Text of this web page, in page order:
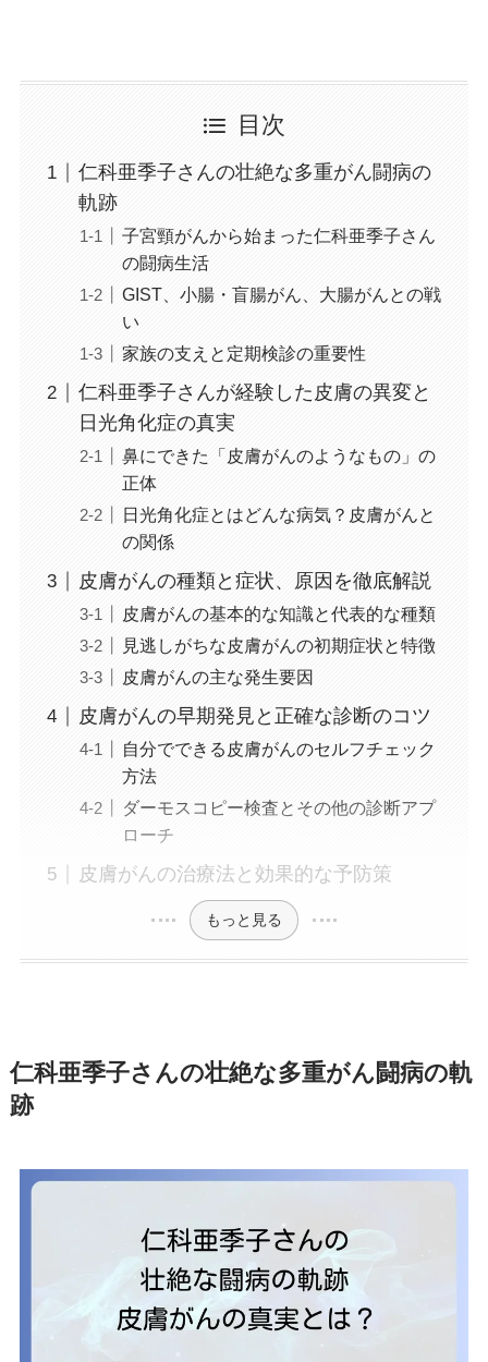
目次
仁科亜季子さんの壮絶な多重がん闘病の
軌跡
子宮頸がんから始まった仁科亜季子さん
の闘病生活
GIST、小腸・盲腸がん、大腸がんとの戦
い
家族の支えと定期検診の重要性
仁科亜季子さんが経験した皮膚の異変と
日光角化症の真実
鼻にできた「皮膚がんのようなもの」の
正体
日光角化症とはどんな病気？皮膚がんと
の関係
皮膚がんの種類と症状、原因を徹底解説
皮膚がんの基本的な知識と代表的な種類
見逃しがちな皮膚がんの初期症状と特徴
皮膚がんの主な発生要因
皮膚がんの早期発見と正確な診断のコツ
自分でできる皮膚がんのセルフチェック
方法
ダーモスコピー検査とその他の診断アプ
ローチ
皮膚がんの治療法と効果的な予防策
もっと見る
仁科亜季子さんの壮絶な多重がん闘病の軌
跡